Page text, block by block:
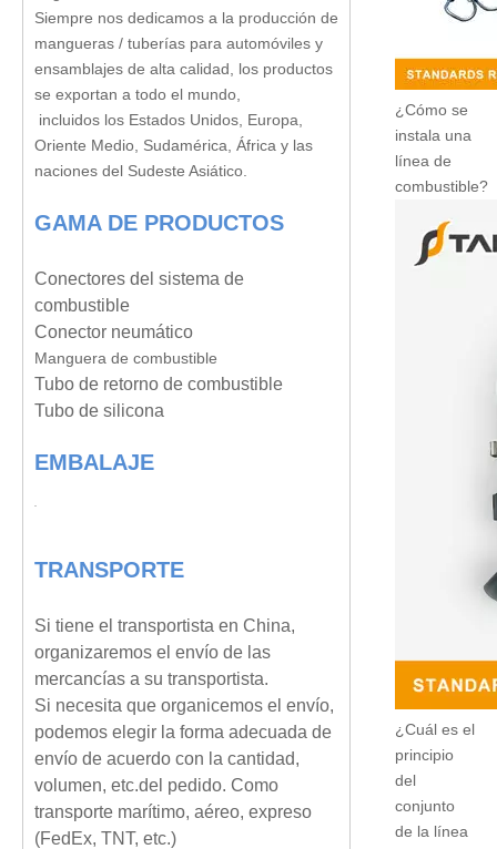
Siempre nos dedicamos a la producción de
mangueras / tuberías para automóviles y
ensamblajes de alta calidad, los productos
se exportan a todo el mundo,
incluidos los Estados Unidos, Europa,
Oriente Medio, Sudamérica, África y las
naciones del Sudeste Asiático.
GAMA DE PRODUCTOS
Conectores del sistema de
combustible
Conector neumático
Manguera de combustible
Tubo de retorno de combustible
Tubo de silicona
EMBALAJE
TRANSPORTE
Si tiene el transportista en China,
organizaremos el envío de las
mercancías a su transportista.
Si necesita que organicemos el envío,
podemos elegir la forma adecuada de
envío de acuerdo con la cantidad,
volumen, etc.del pedido. Como
transporte marítimo, aéreo, expreso
(FedEx, TNT, etc.)
¿Cómo se
instala una
línea de
combustible?
¿Cuál es el
principio
del
conjunto
de la línea